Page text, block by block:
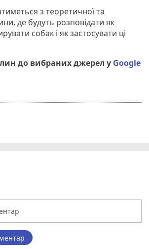
з теоретичної та
де будуть розповідати як
собак і як застосувати ці
до вибраних джерел у Google